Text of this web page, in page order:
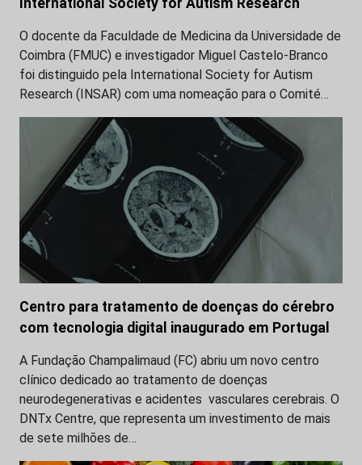
International Society for Autism Research
O docente da Faculdade de Medicina da Universidade de
Coimbra (FMUC) e investigador Miguel Castelo-Branco
foi distinguido pela International Society for Autism
Research (INSAR) com uma nomeação para o Comité…
Centro para tratamento de doenças do cérebro
com tecnologia digital inaugurado em Portugal
A Fundação Champalimaud (FC) abriu um novo centro
clínico dedicado ao tratamento de doenças
neurodegenerativas e acidentes vasculares cerebrais. O
DNTx Centre, que representa um investimento de mais
de sete milhões de…